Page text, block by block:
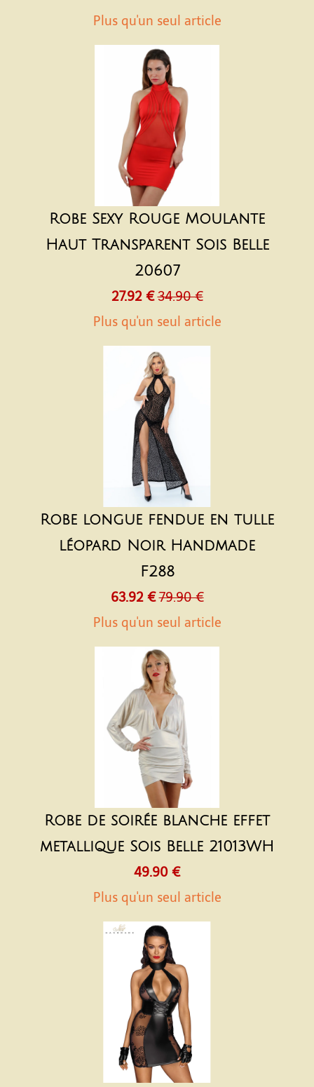
Plus qu'un seul article
Robe Sexy Rouge Moulante
Haut Transparent Sois Belle
20607
27.92 € 34.90 €
Plus qu'un seul article
Robe longue fendue en tulle
léopard Noir Handmade
F288
63.92 € 79.90 €
Plus qu'un seul article
Robe de soirée blanche effet
metallique Sois Belle 21013WH
49.90 €
Plus qu'un seul article